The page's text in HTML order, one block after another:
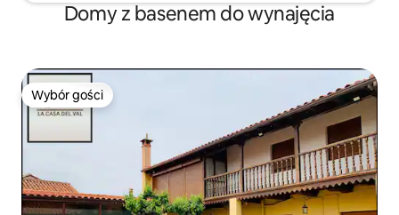
Domy z basenem do wynajęcia
Wybór gości
Wybór gości